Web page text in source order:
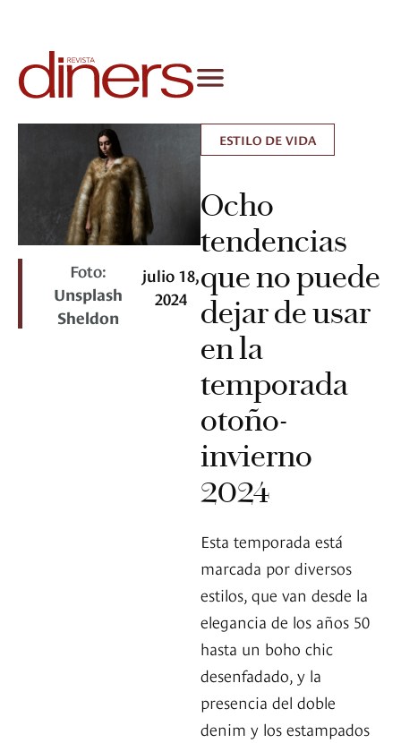
Foto:
Unsplash
Sheldon
julio 18,
2024
ESTILO DE VIDA
Ocho
tendencias
que no puede
dejar de usar
en la
temporada
otoño-
invierno
2024
Esta temporada está
marcada por diversos
estilos, que van desde la
elegancia de los años 50
hasta un boho chic
desenfadado, y la
presencia del doble
denim y los estampados